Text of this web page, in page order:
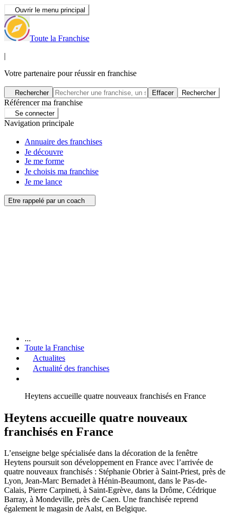
Ouvrir le menu principal
Toute la Franchise
|
Votre partenaire pour réussir en franchise
Rechercher Effacer Rechercher
Référencer ma franchise
Se connecter
Navigation principale
Annuaire des franchises
Je découvre
Je me forme
Je choisis ma franchise
Je me lance
Etre rappelé par un coach
...
Toute la Franchise
Actualites
Actualité des franchises
Heytens accueille quatre nouveaux franchisés en France
Heytens accueille quatre nouveaux
franchisés en France
L’enseigne belge spécialisée dans la décoration de la fenêtre
Heytens poursuit son développement en France avec l’arrivée de
quatre nouveaux franchisés : Stéphanie Obrier à Saint-Priest, près de
Lyon, Jean-Marc Bernadet à Hénin-Beaumont, dans le Pas-de-
Calais, Pierre Carpineti, à Saint-Egrève, dans la Drôme, Cédrique
Barray, à Mondeville, près de Caen. Une franchisée reprend
également le magasin de Aalst, en Belgique.